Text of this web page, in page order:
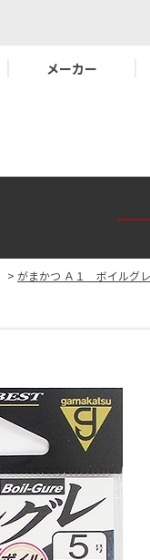
メーカー
> がまかつ Ａ１ ボイルグ